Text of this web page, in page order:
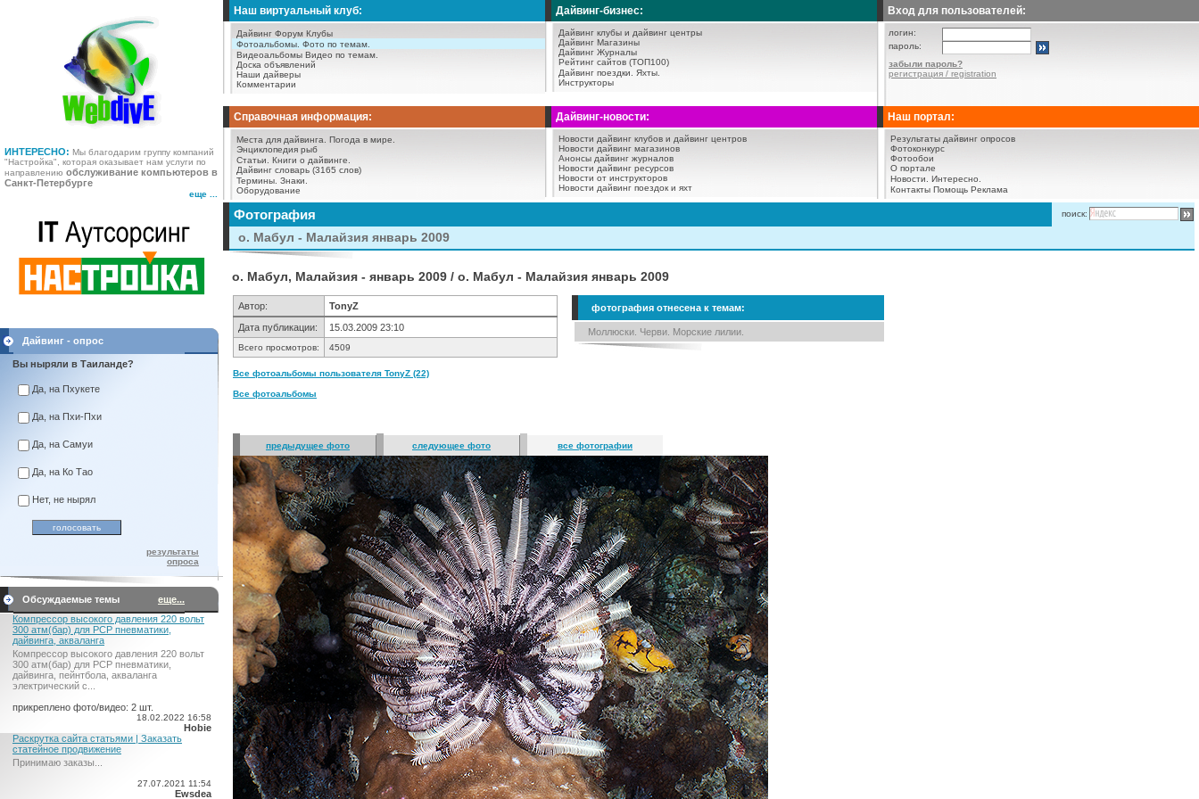
ИНТЕРЕСНО: Мы благодарим группу компаний
"Настройка", которая оказывает нам услуги по
направлению обслуживание компьютеров в
Санкт-Петербурге
еще ...
Наш виртуальный клуб:
Дайвинг Форум Клубы
Фотоальбомы. Фото по темам.
Видеоальбомы Видео по темам.
Доска объявлений
Наши дайверы
Комментарии
Дайвинг-бизнес:
Дайвинг клубы и дайвинг центры
Дайвинг Магазины
Дайвинг Журналы
Рейтинг сайтов (ТОП100)
Дайвинг поездки.
Яхты.
Инструкторы
Вход для пользователей:
логин:
пароль:
забыли пароль?
регистрация / registration
Справочная информация:
Места для дайвинга.
Погода в мире.
Энциклопедия рыб
Статьи.
Книги о дайвинге.
Дайвинг словарь (3165 слов)
Термины. Знаки.
Оборудование
Дайвинг-новости:
Новости дайвинг клубов и дайвинг центров
Новости дайвинг магазинов
Анонсы дайвинг журналов
Новости дайвинг ресурсов
Новости от инструкторов
Новости дайвинг поездок и яхт
Наш портал:
Результаты дайвинг опросов
Фотоконкурс
Фотообои
О портале
Новости.
Интересно.
Контакты Помощь Реклама
Дайвинг - опрос
Вы ныряли в Таиланде?
Да, на Пхукете
Да, на Пхи-Пхи
Да, на Самуи
Да, на Ко Тао
Нет, не нырял
результаты
опроса
Обсуждаемые темы
еще...
Компрессор высокого давления 220 вольт
300 атм(бар) для PCP пневматики,
дайвинга, акваланга
Компрессор высокого давления 220 вольт
300 атм(бар) для PCP пневматики,
дайвинга, пейнтбола, акваланга
электрический c...
прикреплено фото/видео: 2 шт.
18.02.2022 16:58
Hobie
Раскрутка сайта статьями | Заказать
статейное продвижение
Принимаю заказы...
27.07.2021 11:54
Ewsdea
Фотография поиск:
о. Мабул - Малайзия январь 2009
о. Мабул, Малайзия - январь 2009 / о. Мабул - Малайзия январь 2009
Автор:
TonyZ
Дата публикации:
15.03.2009 23:10
Всего просмотров: 4509
Все фотоальбомы пользователя TonyZ (22)
Все фотоальбомы
фотография отнесена к темам:
Моллюски. Черви. Морские лилии.
предыдущее фото следующее фото все фотографии